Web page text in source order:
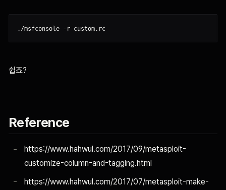
쉽죠?
Reference
https://www.hahwul.com/2017/09/metasploit-
customize-column-and-tagging.html
https://www.hahwul.com/2017/07/metasploit-make-